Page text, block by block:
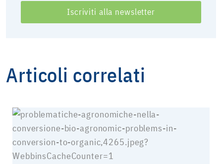
Iscriviti alla newsletter
Articoli correlati